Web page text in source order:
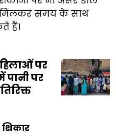
मिलकर समय के साथ
हैं।
पर
पानी पर